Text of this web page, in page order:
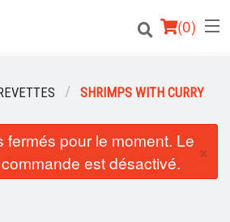
(0)
SHRIMPS WITH CURRY
fermés pour le moment. Le
est désactivé.
×